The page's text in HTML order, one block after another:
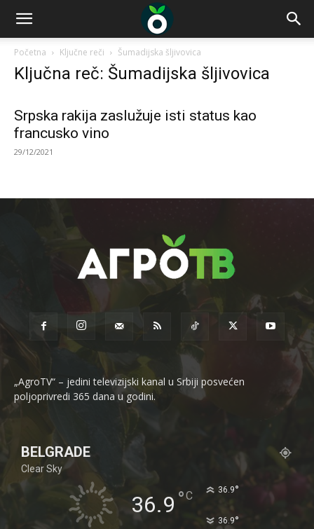
Početna Ključne reči Šumadijska šljivovica
Ključna reč: Šumadijska šljivovica
Srpska rakija zaslužuje isti status kao
francusko vino
29/12/2021
„AgroTV“ – jedini televizijski kanal u Srbiji posvećen
poljoprivredi 365 dana u godini.
BELGRADE
Clear Sky
36.9 °C 36.9°
36.9°